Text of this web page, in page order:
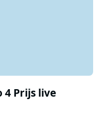
4 Prijs live